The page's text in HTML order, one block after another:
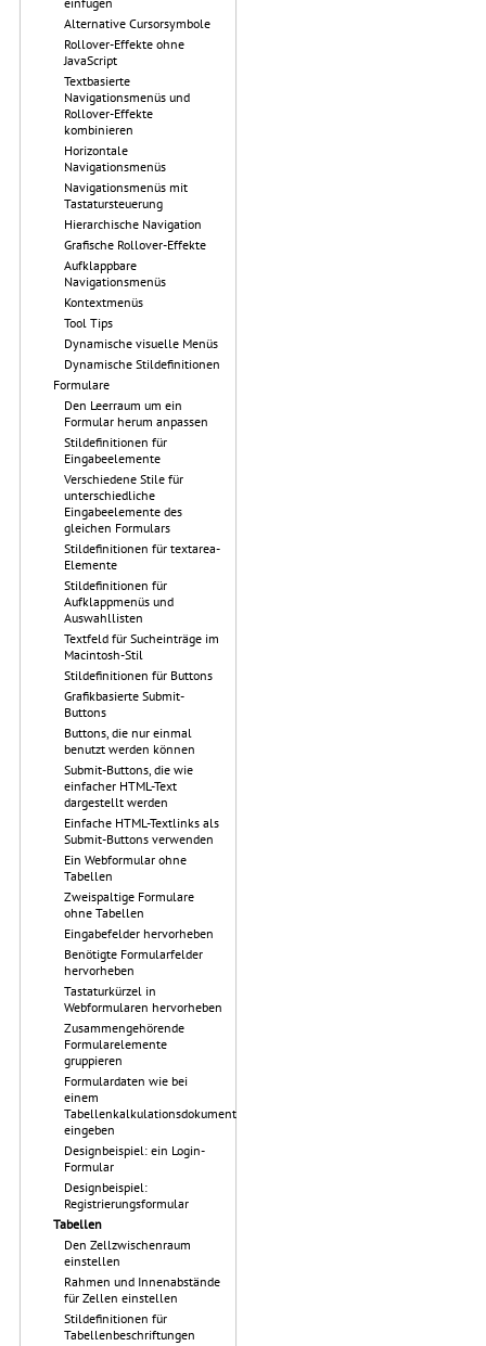
Alternative Cursorsymbole
Rollover-Effekte ohne
JavaScript
Textbasierte
Navigationsmenüs und
Rollover-Effekte
kombinieren
Horizontale
Navigationsmenüs
Navigationsmenüs mit
Tastatursteuerung
Hierarchische Navigation
Grafische Rollover-Effekte
Aufklappbare
Navigationsmenüs
Kontextmenüs
Tool Tips
Dynamische visuelle Menüs
Dynamische Stildefinitionen
Formulare
Den Leerraum um ein
Formular herum anpassen
Stildefinitionen für
Eingabeelemente
Verschiedene Stile für
unterschiedliche
Eingabeelemente des
gleichen Formulars
Stildefinitionen für textarea-
Elemente
Stildefinitionen für
Aufklappmenüs und
Auswahllisten
Textfeld für Sucheinträge im
Macintosh-Stil
Stildefinitionen für Buttons
Grafikbasierte Submit-
Buttons
Buttons, die nur einmal
benutzt werden können
Submit-Buttons, die wie
einfacher HTML-Text
dargestellt werden
Einfache HTML-Textlinks als
Submit-Buttons verwenden
Ein Webformular ohne
Tabellen
Zweispaltige Formulare
ohne Tabellen
Eingabefelder hervorheben
Benötigte Formularfelder
hervorheben
Tastaturkürzel in
Webformularen hervorheben
Zusammengehörende
Formularelemente
gruppieren
Formulardaten wie bei
einem
Tabellenkalkulationsdokument
eingeben
Designbeispiel: ein Login-
Formular
Designbeispiel:
Registrierungsformular
Tabellen
Den Zellzwischenraum
einstellen
Rahmen und Innenabstände
für Zellen einstellen
Stildefinitionen für
Tabellenbeschriftungen